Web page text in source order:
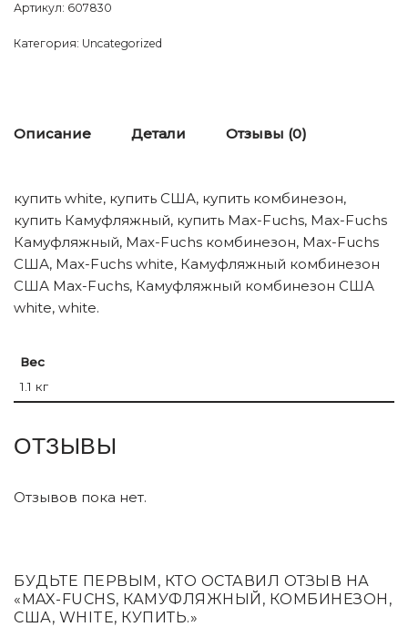
Артикул: 607830
Категория: Uncategorized
Описание Детали Отзывы (0)
купить white, купить США, купить комбинезон,
купить Камуфляжный, купить Max-Fuchs, Max-Fuchs
Камуфляжный, Max-Fuchs комбинезон, Max-Fuchs
США, Max-Fuchs white, Камуфляжный комбинезон
США Max-Fuchs, Камуфляжный комбинезон США
white, white.
Вес
1.1 кг
ОТЗЫВЫ
Отзывов пока нет.
БУДЬТЕ ПЕРВЫМ, КТО ОСТАВИЛ ОТЗЫВ НА
«MAX-FUCHS, КАМУФЛЯЖНЫЙ, КОМБИНЕЗОН,
США, WHITE, КУПИТЬ.»